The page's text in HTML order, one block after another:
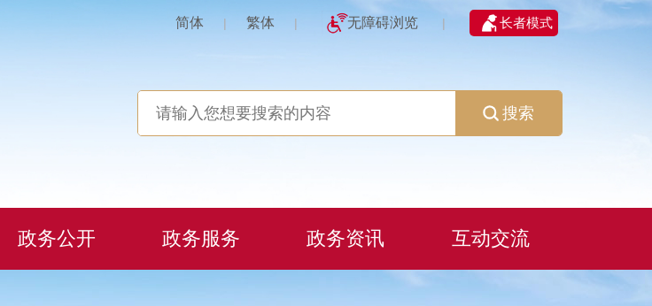
简体 | 繁体 | 无障碍浏览 | 长者模式
搜索
政务公开 政务服务 政务资讯 互动交流